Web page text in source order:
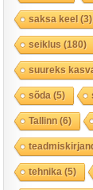
saksa keel(3)
seiklus (180)
suureks
sõda (5)
Tallinn(6)
tehnika (5)